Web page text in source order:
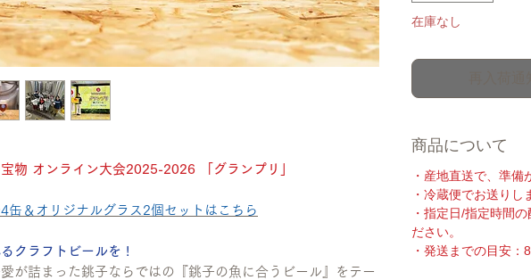
物 オンライン大会2025-2026 「グランプリ」
缶＆オリジナルグラス2個セットはこちら
クラフトビールを !
が詰まった銚子ならではの『銚子の魚に合うビール』をテー
在庫なし
商品について
・産地直送で、準
・冷蔵便でお送りし
・指定日/指定時間
ださい。
・発送までの目安：